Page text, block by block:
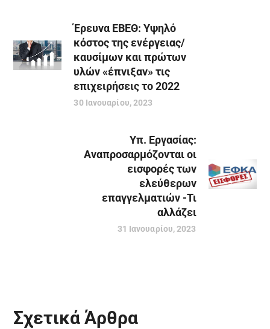
Έρευνα ΕΒΕΘ: Υψηλό
κόστος της ενέργειας/
καυσίμων και πρώτων
υλών «έπνιξαν» τις
επιχειρήσεις το 2022
30 Ιανουαρίου, 2023
Υπ. Εργασίας:
Αναπροσαρμόζονται οι
εισφορές των
ελεύθερων
επαγγελματιών -Τι
αλλάζει
31 Ιανουαρίου, 2023
Σχετικά Άρθρα